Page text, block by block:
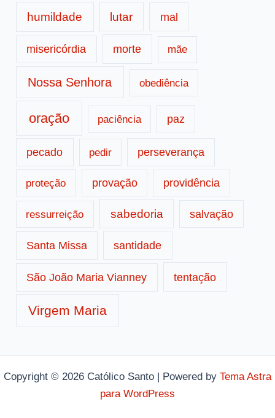
humildade lutar mal
misericórdia morte mãe
Nossa Senhora obediência
oração paciência paz
pecado pedir perseverança
proteção provação providência
ressurreição sabedoria salvação
Santa Missa santidade
São João Maria Vianney tentação
Virgem Maria
Copyright © 2026 Católico Santo | Powered by Tema Astra
para WordPress